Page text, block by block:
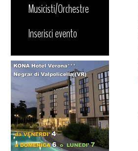
Musicisti/Orchestre
Inserisci evento